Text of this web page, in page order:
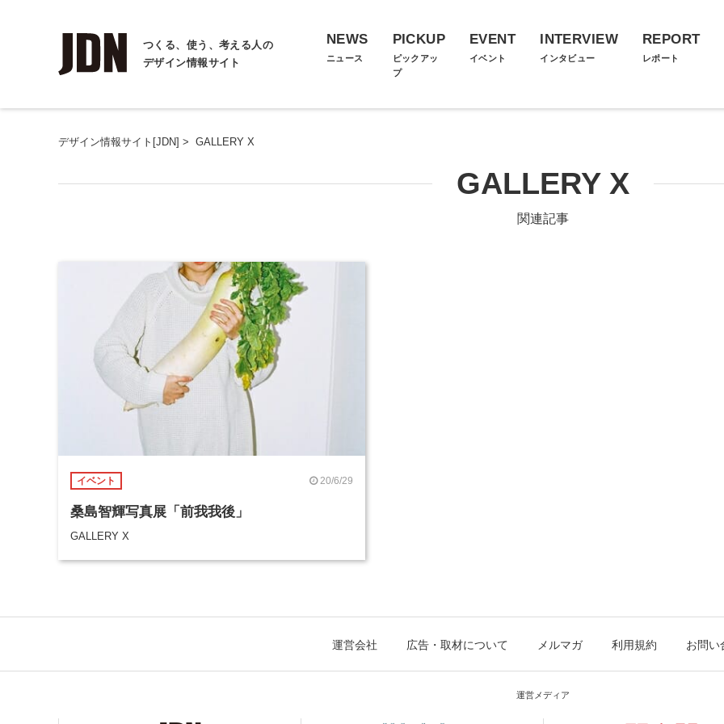
つくる、使う、考える人の
デザイン情報サイト
NEWS
ニュース
PICKUP
ピックアッ
プ
EVENT
イベント
INTERVIEW
インタビュー
REPORT
レポート
デザイン情報サイト[JDN] > GALLERY X
GALLERY X
関連記事
イベント 20/6/29
桑島智輝写真展「前我我後」
GALLERY X
運営会社 広告・取材について メルマガ 利用規約 お問い
運営メディア